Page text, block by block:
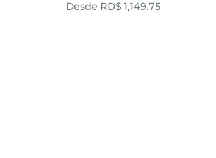
Desde RD$1,149.75